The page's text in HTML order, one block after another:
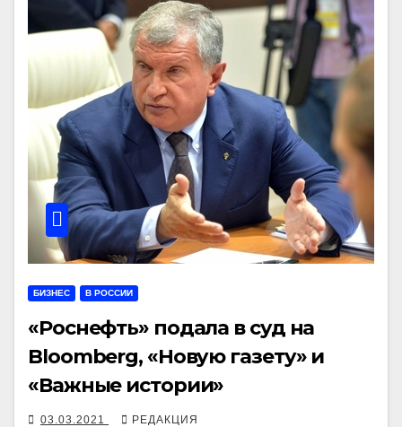
БИЗНЕС В РОССИИ
«Роснефть» подала в суд на
Bloomberg, «Новую газету» и
«Важные истории»
03.03.2021 РЕДАКЦИЯ